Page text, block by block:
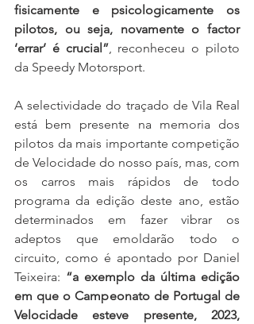
fisicamente e psicologicamente os
pilotos, ou seja, novamente o factor
‘errar’ é crucial”, reconheceu o piloto
da Speedy Motorsport.
A selectividade do traçado de Vila Real
está bem presente na memoria dos
pilotos da mais importante competição
de Velocidade do nosso país, mas, com
os carros mais rápidos de todo
programa da edição deste ano, estão
determinados em fazer vibrar os
adeptos que emoldarão todo o
circuito, como é apontado por Daniel
Teixeira: “a exemplo da última edição
em que o Campeonato de Portugal de
Velocidade esteve presente, 2023,